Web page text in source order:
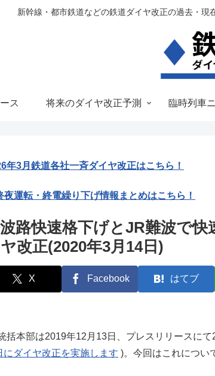
新幹線・都市鉄道などの鉄道ダイヤ改正の過去・
ス 将来のダイヤ改正予測 臨時列車
年3月鉄道各社一斉ダイヤ改正はこちら！
夜運転・終電繰り下げ情報まとめはこちら！
路快速格下げとJR難波で
改正(2020年3月14日)
X Facebook はてブ
括本部は2019年12月13日、プレスリリースに
にダイヤ改正を実施します )。今回はこれについ